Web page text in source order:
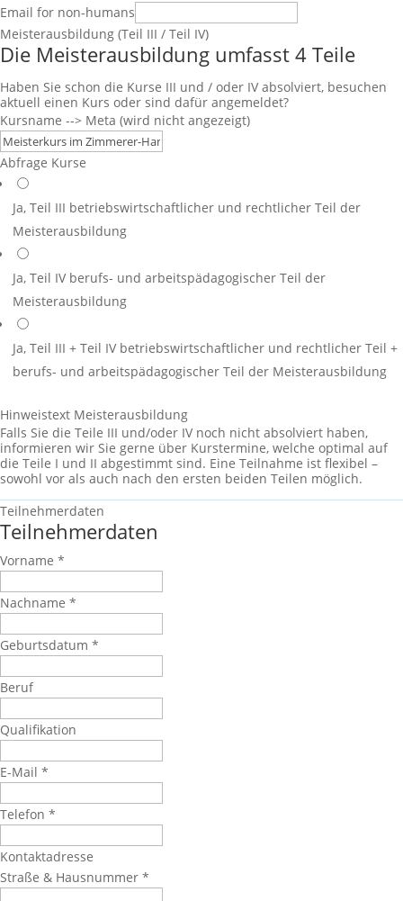
Email for non-humans
Meisterausbildung (Teil III / Teil IV)
Die Meisterausbildung umfasst 4 Teile
Haben Sie schon die Kurse III und / oder IV absolviert, besuchen
aktuell einen Kurs oder sind dafür angemeldet?
Kursname --> Meta (wird nicht angezeigt)
Abfrage Kurse
Ja, Teil III betriebswirtschaftlicher und rechtlicher Teil der
Meisterausbildung
Ja, Teil IV berufs- und arbeitspädagogischer Teil der
Meisterausbildung
Ja, Teil III + Teil IV betriebswirtschaftlicher und rechtlicher Teil +
berufs- und arbeitspädagogischer Teil der Meisterausbildung
Hinweistext Meisterausbildung
Falls Sie die Teile III und/oder IV noch nicht absolviert haben,
informieren wir Sie gerne über Kurstermine, welche optimal auf
die Teile I und II abgestimmt sind. Eine Teilnahme ist flexibel –
sowohl vor als auch nach den ersten beiden Teilen möglich.
Teilnehmerdaten
Teilnehmerdaten
Vorname *
Nachname *
Geburtsdatum *
Beruf
Qualifikation
E-Mail *
Telefon *
Kontaktadresse
Straße & Hausnummer *